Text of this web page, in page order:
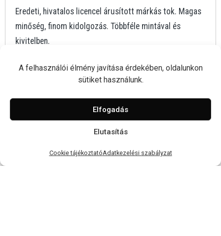
A felhasználói élmény javítása érdekében, oldalunkon
sütiket használunk.
Elfogadás
Elutasítás
Cookie tájékoztatóAdatkezelési szabályzat
Eredeti, hivatalos licencel árusított márkás tok. Magas
minőség, finom kidolgozás. Többféle mintával és
kivitelben.